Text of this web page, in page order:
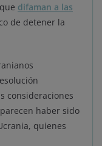
difaman a las
de detener la
consideraciones
haber sido
quienes